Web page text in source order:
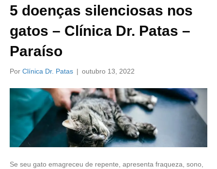
5 doenças silenciosas nos
gatos – Clínica Dr. Patas –
Paraíso
Por Clínica Dr. Patas | outubro 13, 2022
Se seu gato emagreceu de repente, apresenta fraqueza, sono,